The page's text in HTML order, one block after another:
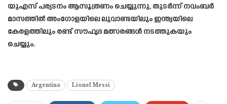
യുഎസ് പര്യടനം ആസൂത്രണം ചെയ്യുന്നു, തുടർന്ന് നവംബർ
മാസത്തിൽ അംഗോളയിലെ ലുവാണ്ടയിലും ഇന്ത്യയിലെ
കേരളത്തിലും രണ്ട് സൗഹൃദ മത്സരങ്ങൾ നടത്തുകയും
ചെയ്യും.
Argentina Lionel Messi